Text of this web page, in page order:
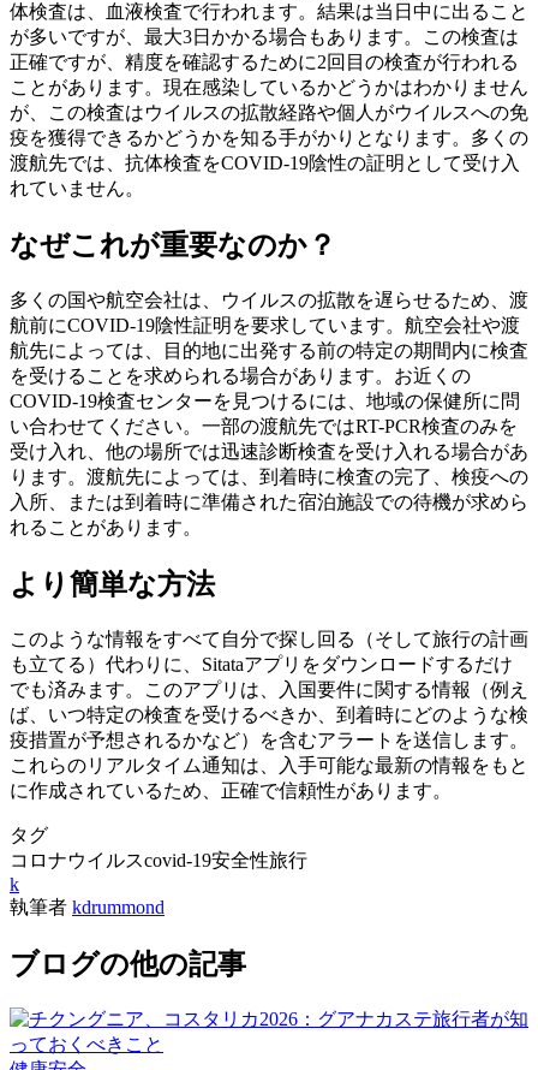
体検査は、血液検査で行われます。結果は当日中に出ること
が多いですが、最大3日かかる場合もあります。この検査は
正確ですが、精度を確認するために2回目の検査が行われる
ことがあります。現在感染しているかどうかはわかりません
が、この検査はウイルスの拡散経路や個人がウイルスへの免
疫を獲得できるかどうかを知る手がかりとなります。多くの
渡航先では、抗体検査をCOVID-19陰性の証明として受け入
れていません。
なぜこれが重要なのか？
多くの国や航空会社は、ウイルスの拡散を遅らせるため、渡
航前にCOVID-19陰性証明を要求しています。航空会社や渡
航先によっては、目的地に出発する前の特定の期間内に検査
を受けることを求められる場合があります。お近くの
COVID-19検査センターを見つけるには、地域の保健所に問
い合わせてください。一部の渡航先ではRT-PCR検査のみを
受け入れ、他の場所では迅速診断検査を受け入れる場合があ
ります。渡航先によっては、到着時に検査の完了、検疫への
入所、または到着時に準備された宿泊施設での待機が求めら
れることがあります。
より簡単な方法
このような情報をすべて自分で探し回る（そして旅行の計画
も立てる）代わりに、Sitataアプリをダウンロードするだけ
でも済みます。このアプリは、入国要件に関する情報（例え
ば、いつ特定の検査を受けるべきか、到着時にどのような検
疫措置が予想されるかなど）を含むアラートを送信します。
これらのリアルタイム通知は、入手可能な最新の情報をもと
に作成されているため、正確で信頼性があります。
タグ
コロナウイルスcovid-19安全性旅行
k
執筆者 kdrummond
ブログの他の記事